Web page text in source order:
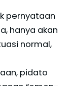
pernyataan
hanya akan
normal,
pidato